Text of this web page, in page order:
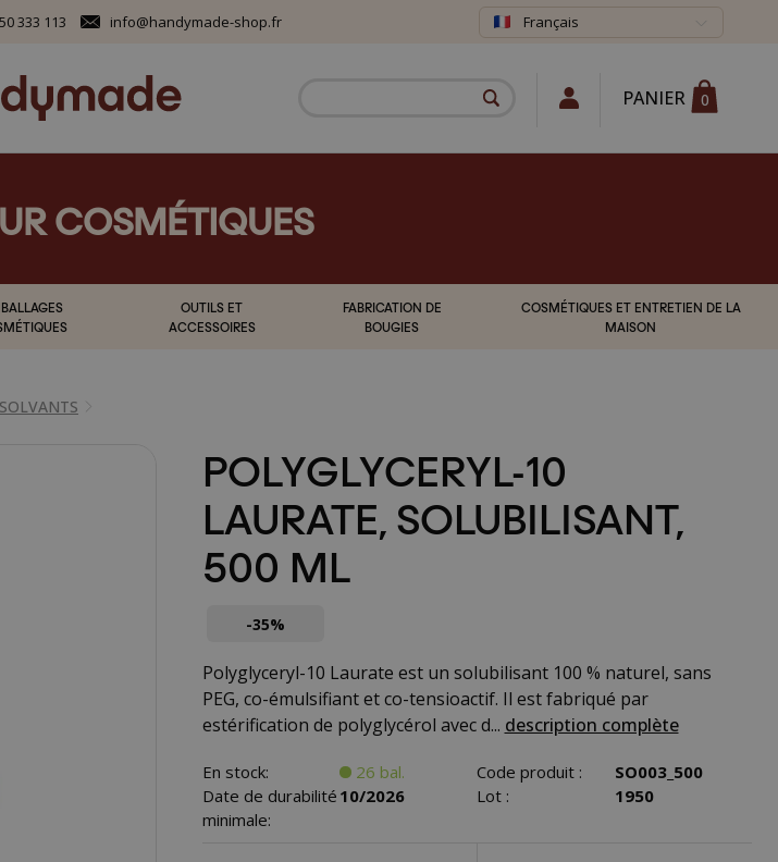
333 113 info@handymade-shop.fr Français
PANIER 0
COSMÉTIQUES
OUTILS ET
ACCESSOIRES
FABRICATION DE
BOUGIES
COSMÉTIQUES ET ENTRETIEN DE LA
MAISON
SOLVANTS
POLYGLYCERYL-10
LAURATE, SOLUBILISANT,
500 ML
-35%
Polyglyceryl-10 Laurate est un solubilisant 100 % naturel, sans
PEG, co-émulsifiant et co-tensioactif. Il est fabriqué par
estérification de polyglycérol avec d... description complète
En stock: 26 bal. Code produit :
SO003_500
Date de durabilité
minimale:
10/2026 Lot : 1950